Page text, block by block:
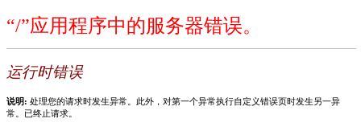
“/”应用程序中的服务器错误。
运行时错误
说明: 处理您的请求时发生异常。此外，对第一个异常执行自定义错误页时发生另一异
常。已终止请求。